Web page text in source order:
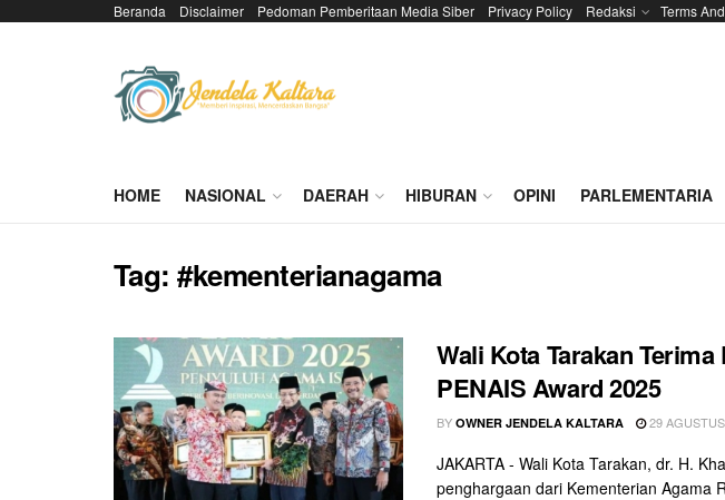
Beranda Disclaimer Pedoman Pemberitaan Media Siber Privacy Policy Redaksi Terms
HOME NASIONAL DAERAH HIBURAN OPINI PARLEMENTARIA
Tag:#kementerianagama
Wali Kota Tarakan
PENAIS Award 2025
BY OWNER JENDELA KALTARA 29
JAKARTA - Wali Kota Tarakan, dr. H.
penghargaan dari Kementerian Agama